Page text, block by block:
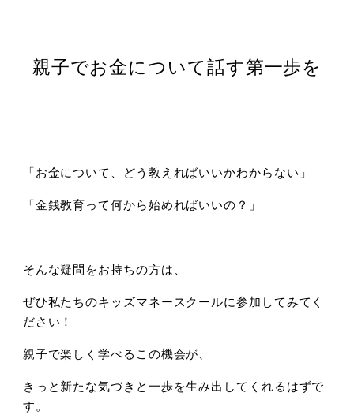
親子でお金について話す第一歩を
「お金について、どう教えればいいかわからない」
「金銭教育って何から始めればいいの？」
そんな疑問をお持ちの方は、
ぜひ私たちのキッズマネースクールに参加してみてく
ださい！
親子で楽しく学べるこの機会が、
きっと新たな気づきと一歩を生み出してくれるはずで
す。